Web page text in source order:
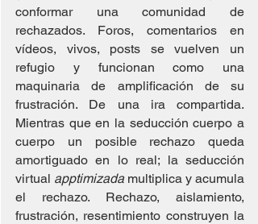
conformar una comunidad de
rechazados. Foros, comentarios en
vídeos, vivos, posts se vuelven un
refugio y funcionan como una
maquinaria de amplificación de su
frustración. De una ira compartida.
Mientras que en la seducción cuerpo a
cuerpo un posible rechazo queda
amortiguado en lo real; la seducción
virtual apptimizada multiplica y acumula
el rechazo. Rechazo, aislamiento,
frustración, resentimiento construyen la